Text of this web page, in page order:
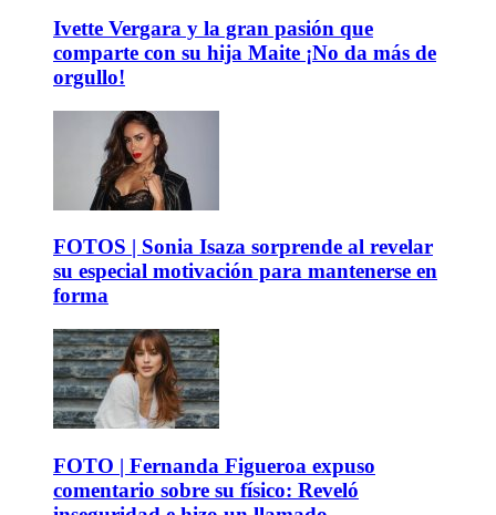
Ivette Vergara y la gran pasión que
comparte con su hija Maite ¡No da más de
orgullo!
FOTOS | Sonia Isaza sorprende al revelar
su especial motivación para mantenerse en
forma
FOTO | Fernanda Figueroa expuso
comentario sobre su físico: Reveló